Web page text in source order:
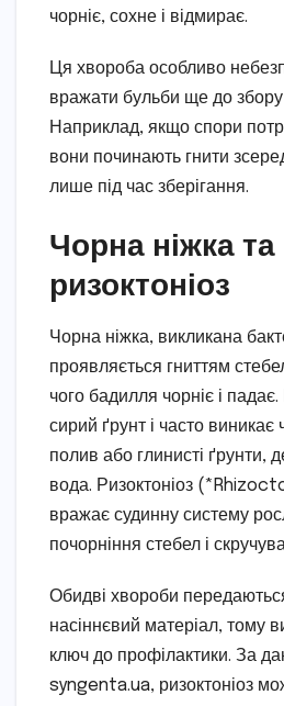
чорніє, сохне і відмирає.
Ця хвороба особливо
вражати бульби ще до
Наприклад, якщо спори
вони починають гнити
лише під час зберігання.
Чорна ніжка та
ризоктоніоз
Чорна ніжка, викликана
проявляється гниттям
чого бадилля чорніє і
сирий ґрунт і часто виникає
полив або глинисті ґрунти,
вода. Ризоктоніоз
вражає судинну систему
почорніння стебел і
Обидві хвороби
насіннєвий матеріал, тому
ключ до профілактики. За
syngenta.ua, ризоктоніоз